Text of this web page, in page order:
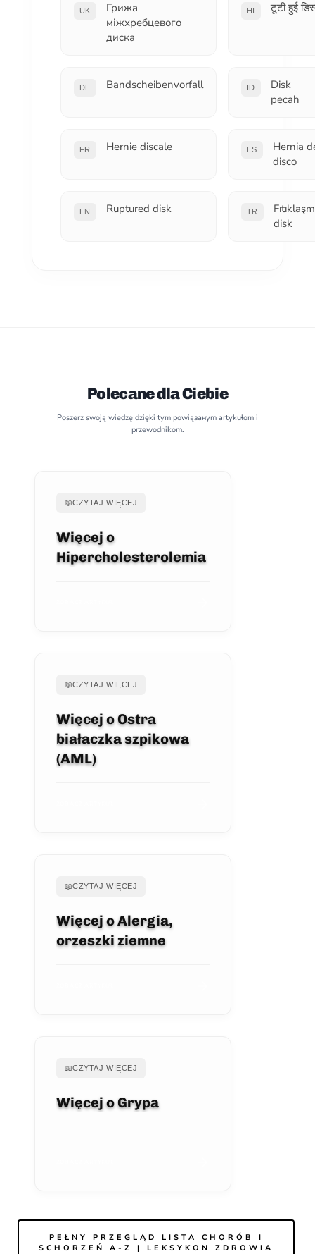
UK
Грижа
міжхребцевого
диска
HI टूटी हुई
DE Bandscheibenvorfall ID
Disk
pecah
FR Hernie discale ES
Hernia
disco
EN Ruptured disk TR
disk
Polecane dla Ciebie
Poszerz swoją wiedzę dzięki tym powiąзанym artykułom i
przewodnikom.
📖CZYTAJ WIĘCEJ
Więcej o
Hipercholesterolemia
📖CZYTAJ WIĘCEJ
Więcej o Ostra
białaczka szpikowa
(AML)
📖CZYTAJ WIĘCEJ
Więcej o Alergia,
orzeszki ziemne
📖CZYTAJ WIĘCEJ
Więcej o Grypa
PEŁNY PRZEGLĄD LISTA CHORÓB I
SCHORZEŃ A-Z | LEKSYKON ZDROWIA